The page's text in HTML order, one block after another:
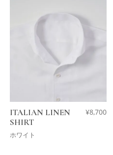
ITALIAN LINEN
SHIRT
ホワイト
¥8,700